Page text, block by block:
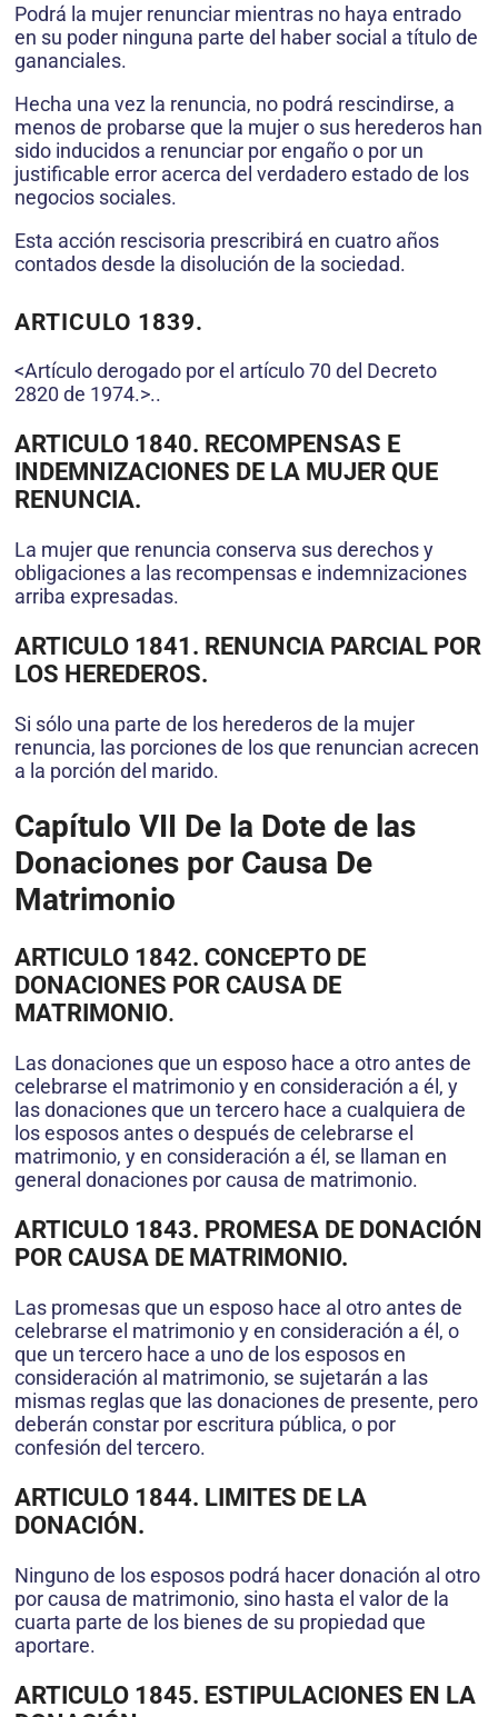
Podrá la mujer renunciar mientras no haya entrado
en su poder ninguna parte del haber social a título de
gananciales.
Hecha una vez la renuncia, no podrá rescindirse, a
menos de probarse que la mujer o sus herederos han
sido inducidos a renunciar por engaño o por un
justificable error acerca del verdadero estado de los
negocios sociales.
Esta acción rescisoria prescribirá en cuatro años
contados desde la disolución de la sociedad.
ARTICULO 1839.
<Artículo derogado por el artículo 70 del Decreto
2820 de 1974.>..
ARTICULO 1840. RECOMPENSAS E
INDEMNIZACIONES DE LA MUJER QUE
RENUNCIA.
La mujer que renuncia conserva sus derechos y
obligaciones a las recompensas e indemnizaciones
arriba expresadas.
ARTICULO 1841. RENUNCIA PARCIAL POR
LOS HEREDEROS.
Si sólo una parte de los herederos de la mujer
renuncia, las porciones de los que renuncian acrecen
a la porción del marido.
Capítulo VII De la Dote de las
Donaciones por Causa De
Matrimonio
ARTICULO 1842. CONCEPTO DE
DONACIONES POR CAUSA DE
MATRIMONIO.
Las donaciones que un esposo hace a otro antes de
celebrarse el matrimonio y en consideración a él, y
las donaciones que un tercero hace a cualquiera de
los esposos antes o después de celebrarse el
matrimonio, y en consideración a él, se llaman en
general donaciones por causa de matrimonio.
ARTICULO 1843. PROMESA DE DONACIÓN
POR CAUSA DE MATRIMONIO.
Las promesas que un esposo hace al otro antes de
celebrarse el matrimonio y en consideración a él, o
que un tercero hace a uno de los esposos en
consideración al matrimonio, se sujetarán a las
mismas reglas que las donaciones de presente, pero
deberán constar por escritura pública, o por
confesión del tercero.
ARTICULO 1844. LIMITES DE LA
DONACIÓN.
Ninguno de los esposos podrá hacer donación al otro
por causa de matrimonio, sino hasta el valor de la
cuarta parte de los bienes de su propiedad que
aportare.
ARTICULO 1845. ESTIPULACIONES EN LA